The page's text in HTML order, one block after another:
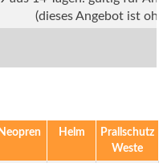
(dieses Angebot ist
Neopren Helm
Prallschutz
Weste